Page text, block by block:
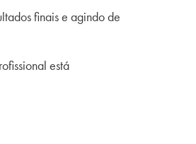
finais e agindo de
está